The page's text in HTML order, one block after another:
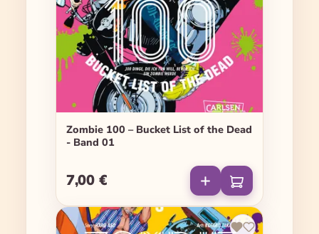
Zombie 100 – Bucket List of the Dead
- Band 01
Regulärer Preis:
7,00 €